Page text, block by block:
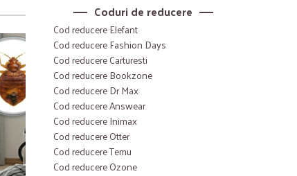
Coduri de reducere
Cod reducere Elefant
Cod reducere Fashion Days
Cod reducere Carturesti
Cod reducere Bookzone
Cod reducere Dr Max
Cod reducere Answear
Cod reducere Inimax
Cod reducere Otter
Cod reducere Temu
Cod reducere Ozone